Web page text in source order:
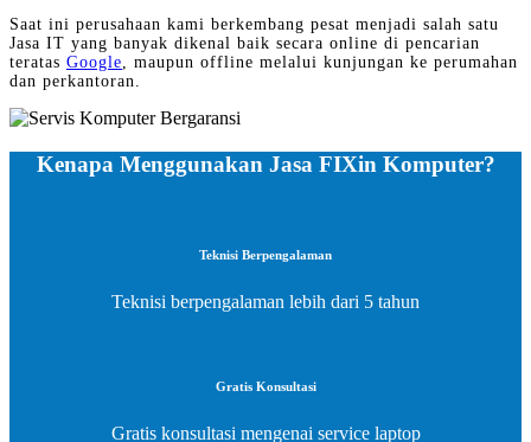
Saat ini perusahaan kami berkembang pesat menjadi salah satu
Jasa IT yang banyak dikenal baik secara online di pencarian
teratas Google, maupun offline melalui kunjungan ke perumahan
dan perkantoran.
Kenapa Menggunakan Jasa FIXin Komputer?
Teknisi Berpengalaman
Teknisi berpengalaman lebih dari 5 tahun
Gratis Konsultasi
Gratis konsultasi mengenai service laptop